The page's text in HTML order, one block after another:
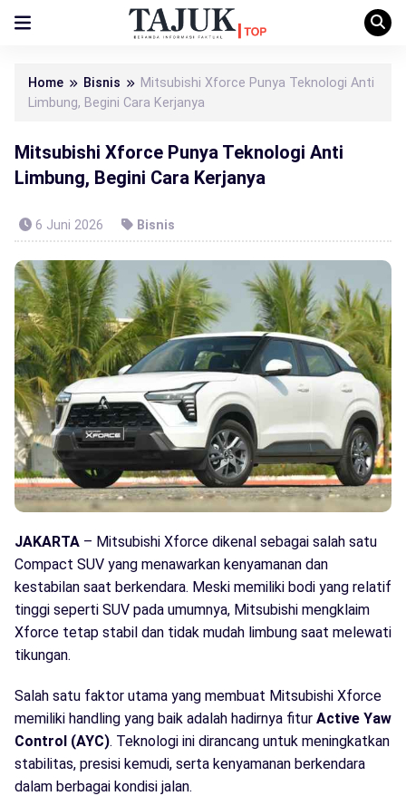
Home Bisnis
Mitsubishi Xforce Punya Teknologi Anti
Limbung, Begini Cara Kerjanya
Mitsubishi Xforce Punya Teknologi Anti
Limbung, Begini Cara Kerjanya
6 Juni 2026 Bisnis
JAKARTA – Mitsubishi Xforce dikenal sebagai salah satu
Compact SUV yang menawarkan kenyamanan dan
kestabilan saat berkendara. Meski memiliki bodi yang relatif
tinggi seperti SUV pada umumnya, Mitsubishi mengklaim
Xforce tetap stabil dan tidak mudah limbung saat melewati
tikungan.
Salah satu faktor utama yang membuat Mitsubishi Xforce
memiliki handling yang baik adalah hadirnya fitur Active Yaw
Control (AYC). Teknologi ini dirancang untuk meningkatkan
stabilitas, presisi kemudi, serta kenyamanan berkendara
dalam berbagai kondisi jalan.